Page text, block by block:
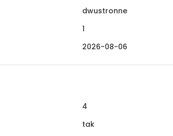
dwustronne
1
2026-08-06
4
tak